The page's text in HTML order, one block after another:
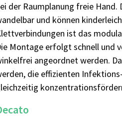
der Raumplanung freie
und können
ist das
Montage erfolgt schnell und
angeordnet werden.
die effizienten